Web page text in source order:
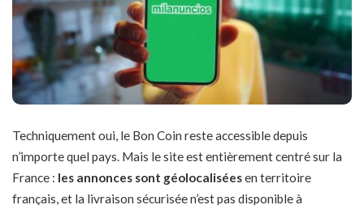
Techniquement oui, le Bon Coin reste accessible depuis
n’importe quel pays. Mais le site est entièrement centré sur la
France : les annonces sont géolocaliséesen territoire
français, et la livraison sécurisée n’est pas disponible à